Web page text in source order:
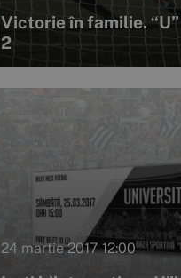
Victorie în familie.
2
24 martie 2017 12:00